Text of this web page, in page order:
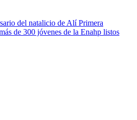
del natalicio de Alí Primera
de 300 jóvenes de la Enahp listos